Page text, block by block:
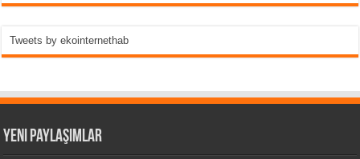
Tweets by ekointernethab
Yeni Paylaşımlar